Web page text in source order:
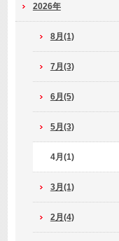
2026年
8月(1)
7月(3)
6月(5)
5月(3)
4月(1)
3月(1)
2月(4)